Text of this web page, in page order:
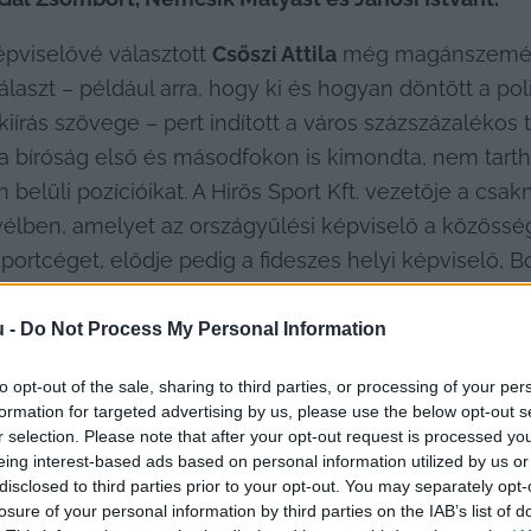
- Do Not Process My Personal Information
opt-out of the sale, sharing to third parties, or processing of your
for targeted advertising by us, please use the below opt-out
selection. Please note that after your opt-out request is processed
interest-based ads based on personal information utilized by us
to third parties prior to your opt-out. You may separately
of your personal information by third parties on the IAB’s list of
választott Csőszi Attila még
– például arra, hogy ki és hogyan döntött a
szövege – pert indított a város
bíróság első és másodfokon is kimondta, nem
pozícióikat. A Hirös Sport Kft. vezetője a
amelyet az országyűlési képviselő a
elődje pedig a fideszes helyi képviselő,
mandátumát a Széchenyivárosban) – levelében
esetben dönt a munkavállalók kinevezéséről, így
mint ahogy ez az eljárás teljes mértékben ismert
pályáztatás kiírása nélkül kerülnek